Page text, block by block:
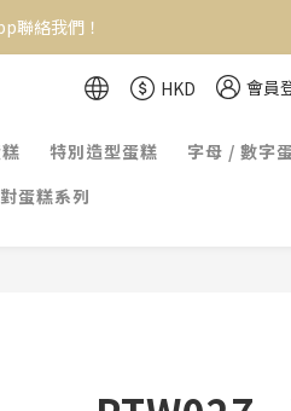
聯絡我們！
HKD 會員
特別造型蛋糕 字母 / 數字
蛋糕系列